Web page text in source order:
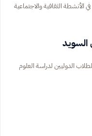
الأنشطة الثقافية والاجتماعية
السويد
الدوليين لدراسة العلوم